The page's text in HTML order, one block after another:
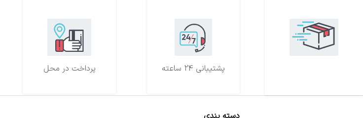
پرداخت در محل پشتیبانی 24 ساعته